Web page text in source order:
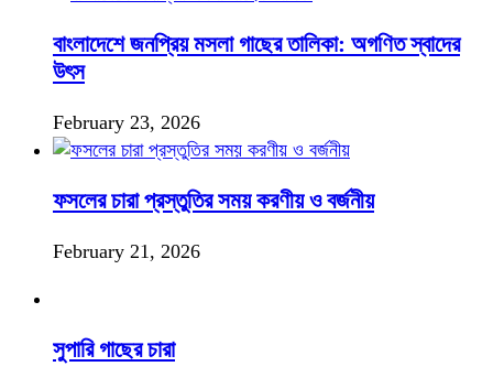
বাংলাদেশে জনপ্রিয় মসলা গাছের তালিকা: অগণিত স্বাদের
উৎস
February 23, 2026
ফসলের চারা প্রস্তুতির সময় করণীয় ও বর্জনীয়
February 21, 2026
সুপারি গাছের চারা